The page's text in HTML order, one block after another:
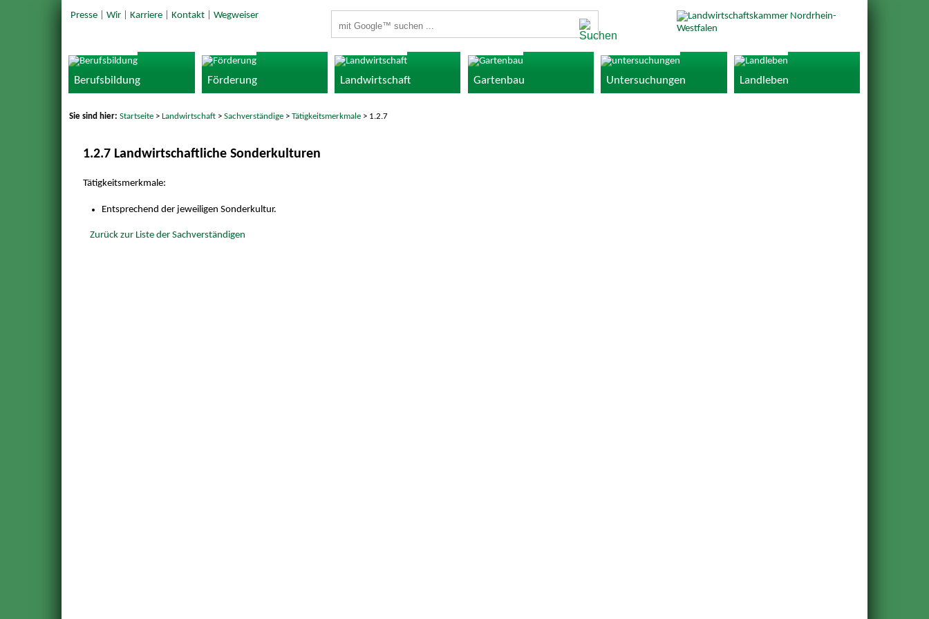
Presse| Wir| Karriere| Kontakt| Wegweiser
Berufsbildung Förderung Landwirtschaft Gartenbau Untersuchungen Landleben
Sie sind hier:Startseite >Landwirtschaft >Sachverständige >Tätigkeitsmerkmale > 1.2.7
1.2.7 Landwirtschaftliche Sonderkulturen
Tätigkeitsmerkmale:
Entsprechend der jeweiligen Sonderkultur.
Zurück zur Liste der Sachverständigen